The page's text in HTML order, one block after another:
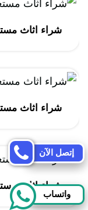
شراء اثاث
شراء اثاث
شراء اثاث
إتصل الآن
واتساب